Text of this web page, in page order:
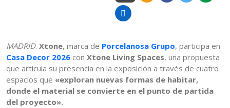
MADRID. Xtone, marca de Porcelanosa Grupo, participa en
Casa Decor 2026 con Xtone Living Spaces, una propuesta
que articula su presencia en la exposición a través de cuatro
espacios que «exploran nuevas formas de habitar,
donde el material se convierte en el punto de partida
del proyecto».